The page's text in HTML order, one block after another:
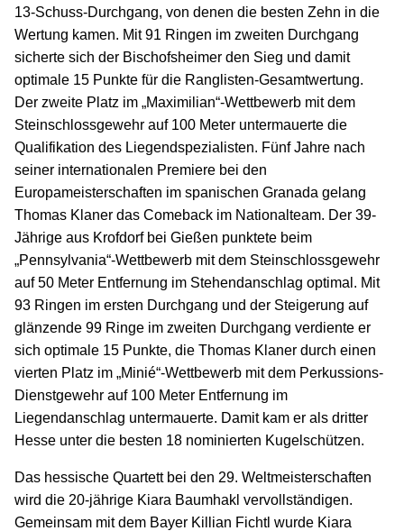
13-Schuss-Durchgang, von denen die besten Zehn in die
Wertung kamen. Mit 91 Ringen im zweiten Durchgang
sicherte sich der Bischofsheimer den Sieg und damit
optimale 15 Punkte für die Ranglisten-Gesamtwertung.
Der zweite Platz im „Maximilian“-Wettbewerb mit dem
Steinschlossgewehr auf 100 Meter untermauerte die
Qualifikation des Liegendspezialisten. Fünf Jahre nach
seiner internationalen Premiere bei den
Europameisterschaften im spanischen Granada gelang
Thomas Klaner das Comeback im Nationalteam. Der 39-
Jährige aus Krofdorf bei Gießen punktete beim
„Pennsylvania“-Wettbewerb mit dem Steinschlossgewehr
auf 50 Meter Entfernung im Stehendanschlag optimal. Mit
93 Ringen im ersten Durchgang und der Steigerung auf
glänzende 99 Ringe im zweiten Durchgang verdiente er
sich optimale 15 Punkte, die Thomas Klaner durch einen
vierten Platz im „Minié“-Wettbewerb mit dem Perkussions-
Dienstgewehr auf 100 Meter Entfernung im
Liegendanschlag untermauerte. Damit kam er als dritter
Hesse unter die besten 18 nominierten Kugelschützen.
Das hessische Quartett bei den 29. Weltmeisterschaften
wird die 20-jährige Kiara Baumhakl vervollständigen.
Gemeinsam mit dem Bayer Killian Fichtl wurde Kiara